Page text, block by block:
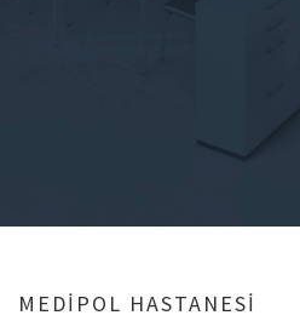
MEDİPOL HASTANESİ